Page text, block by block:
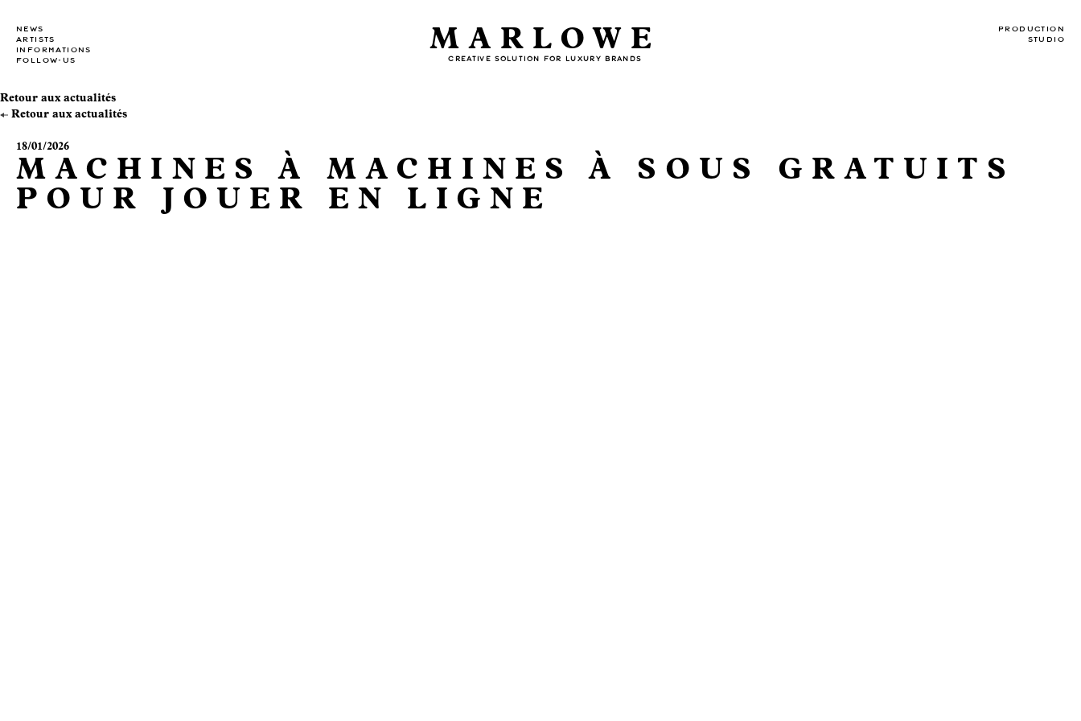
NEWS
ARTISTS
INFORMATIONS
FOLLOW-US
MARLOWE
CREATIVE SOLUTION FOR LUXURY BRANDS
PRODUCTION
STUDIO
Retour aux actualités
Retour aux actualités
18/01/2026
MACHINES À MACHINES À SOUS GRATUITS
POUR JOUER EN LIGNE